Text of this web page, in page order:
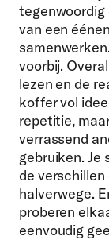
tegenwoordig
van een
voorbij.
lezen en de
koffer vol
repetitie,
verrassend
gebruiken. Je
de
halverwege.
proberen
eenvoudig